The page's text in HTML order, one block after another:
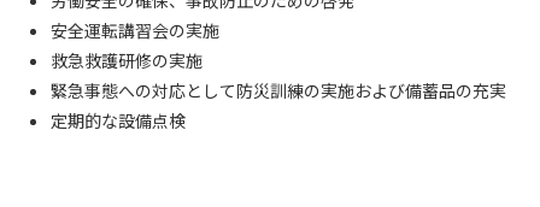
安全運転講習会の実施
救急救護研修の実施
緊急事態への対応として防災訓練の実施および備蓄品の充実
定期的な設備点検